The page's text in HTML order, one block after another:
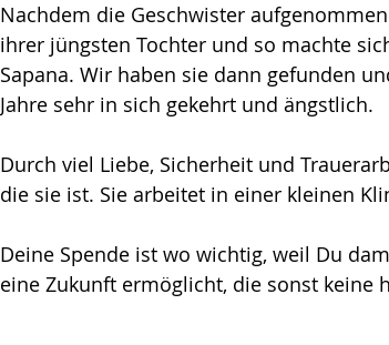
Nachdem die Geschwister
ihrer jüngsten Tochter und so machte
Sapana. Wir haben sie dann gefunden
Jahre sehr in sich gekehrt und ängstlich.
Durch viel Liebe, Sicherheit und
die sie ist. Sie arbeitet in einer kleinen
Deine Spende ist wo wichtig, weil Du
eine Zukunft ermöglicht, die sonst keine